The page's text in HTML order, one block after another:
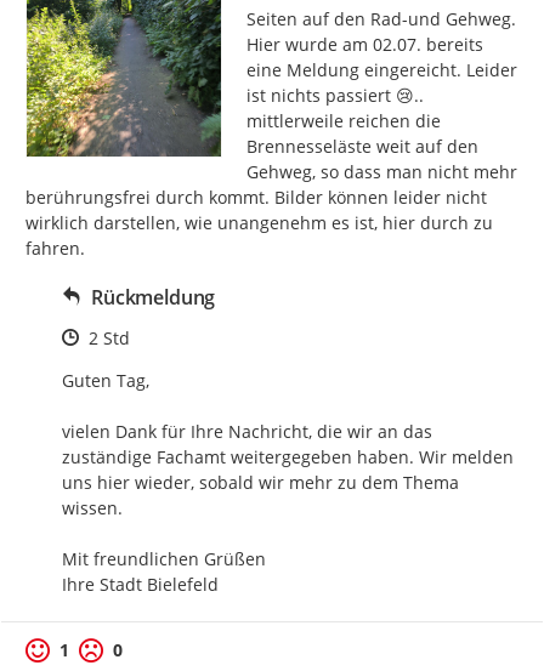
Seiten auf den Rad-und Gehweg.
Hier wurde am 02.07. bereits
eine Meldung eingereicht. Leider
ist nichts passiert 😢..
mittlerweile reichen die
Brennesseläste weit auf den
Gehweg, so dass man nicht mehr
berührungsfrei durch kommt. Bilder können leider nicht
wirklich darstellen, wie unangenehm es ist, hier durch zu
fahren.
Rückmeldung
Zeitpunkt des Erstellens
2 Std
Guten Tag,
vielen Dank für Ihre Nachricht, die wir an das
zuständige Fachamt weitergegeben haben. Wir melden
uns hier wieder, sobald wir mehr zu dem Thema
wissen.
Mit freundlichen Grüßen
Ihre Stadt Bielefeld
1 0